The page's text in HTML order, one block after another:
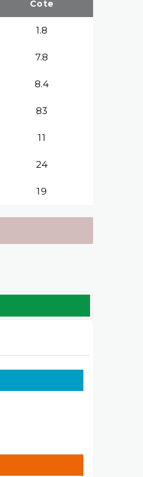
Cote
1.8
7.8
8.4
83
11
24
19